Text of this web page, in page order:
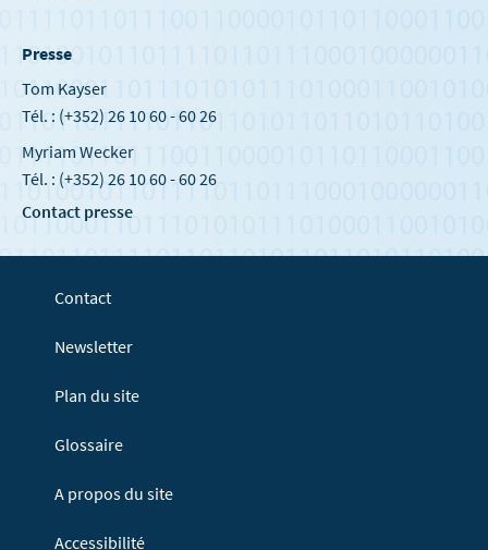
Presse
Tom Kayser
Tél. : (+352) 26 10 60 - 60 26
Myriam Wecker
Tél. : (+352) 26 10 60 - 60 26
Contact presse
Contact
Newsletter
Plan du site
Glossaire
A propos du site
Accessibilité